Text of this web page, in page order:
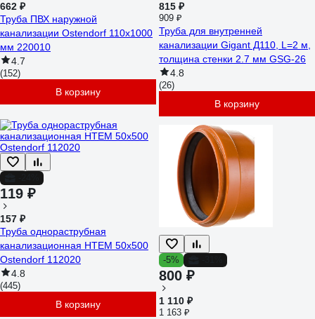
662 ₽
Труба ПВХ наружной
канализации Ostendorf 110х1000
мм 220010
4.7
(152)
В корзину
815 ₽
909 ₽
Труба для внутренней
канализации Gigant Д110, L=2 м,
толщина стенки 2.7 мм GSG-26
4.8
(26)
В корзину
119 ₽
157 ₽
Труба однораструбная
канализационная HTEM 50х500
Ostendorf 112020
4.8
(445)
В корзину
-5%
800 ₽
1 110 ₽
1 163 ₽